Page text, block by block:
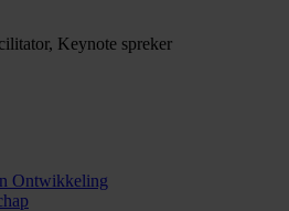
Keynote spreker
Ontwikkeling